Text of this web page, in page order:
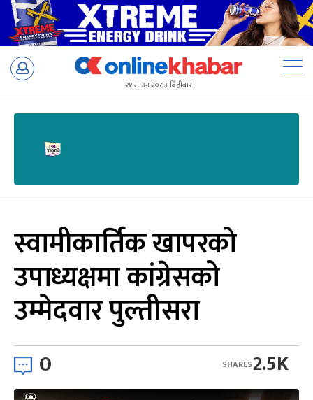
Skip
२१ साउन २०८३, बिहीबार
स्वामीकार्तिक खापरको
उपाध्यक्षमा कांग्रेसको
उम्मेदवार पुल्तीसरा
0 2.5K
SHARES